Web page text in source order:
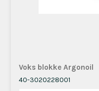
Voks blokke Argonoil
40-3020228001